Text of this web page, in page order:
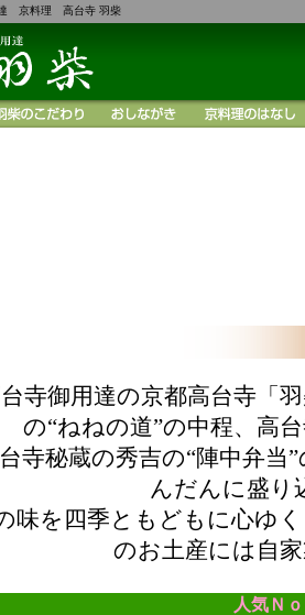
京料理 高台寺 羽柴
寺御用達の京都高台寺「
の“ねねの道”の中程、高
寺秘蔵の秀吉の“陣中弁
んだんに盛り
味を四季ともどもに心ゆ
のお土産には自
人気Ｎ